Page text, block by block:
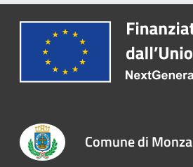
Comune di Monza